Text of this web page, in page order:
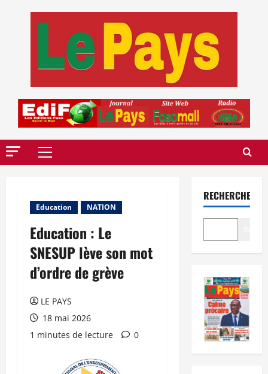
Menu
Education NATION
Education : Le
SNESUP lève son mot
d’ordre de grève
LE PAYS
18 mai 2026
1 minutes de lecture
0
RECHERCHER